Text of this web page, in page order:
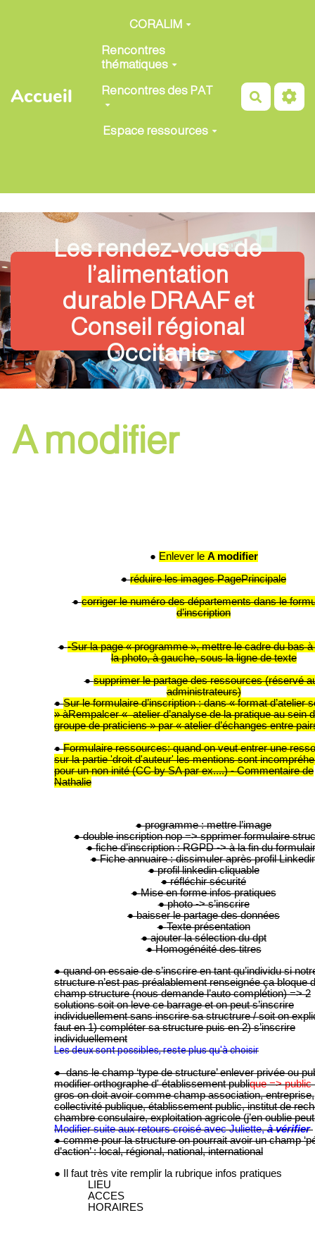
Aller au contenu principal
Accueil
CORALIM
Rencontres
thématiques
Rencontres des PAT
Espace ressources
Les rendez-vous de
l’alimentation
durable DRAAF et
Conseil régional
Occitanie
A modifier